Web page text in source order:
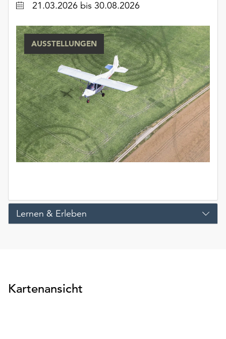
Datum21.03.2026 bis 30.08.2026
AUSSTELLUNGEN
Lernen & Erleben
Kartenansicht